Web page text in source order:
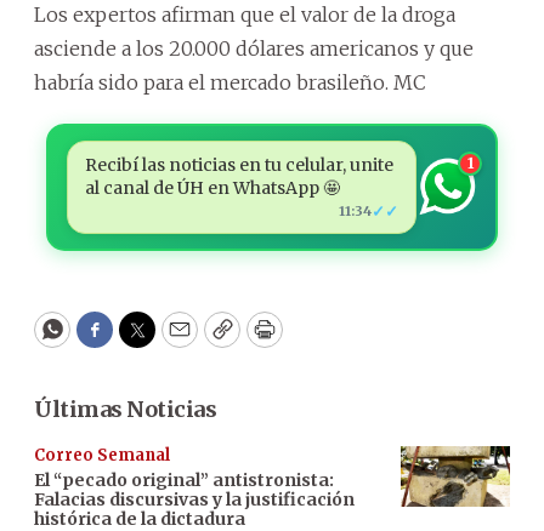
Los expertos afirman que el valor de la droga
asciende a los 20.000 dólares americanos y que
habría sido para el mercado brasileño. MC
Recibí las noticias en tu celular, unite
al canal de ÚH en WhatsApp 🤩
11:34✓✓
1
WhatsApp
Facebook
Twitter
EmailCopyPrint
Últimas Noticias
Correo Semanal
El “pecado original” antistronista:
Falacias discursivas y la justificación
histórica de la dictadura